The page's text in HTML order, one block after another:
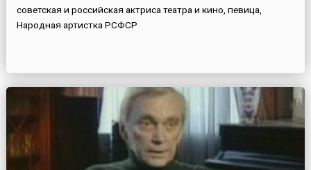
советская и российская актриса театра и кино, певица,
Народная артистка РСФСР